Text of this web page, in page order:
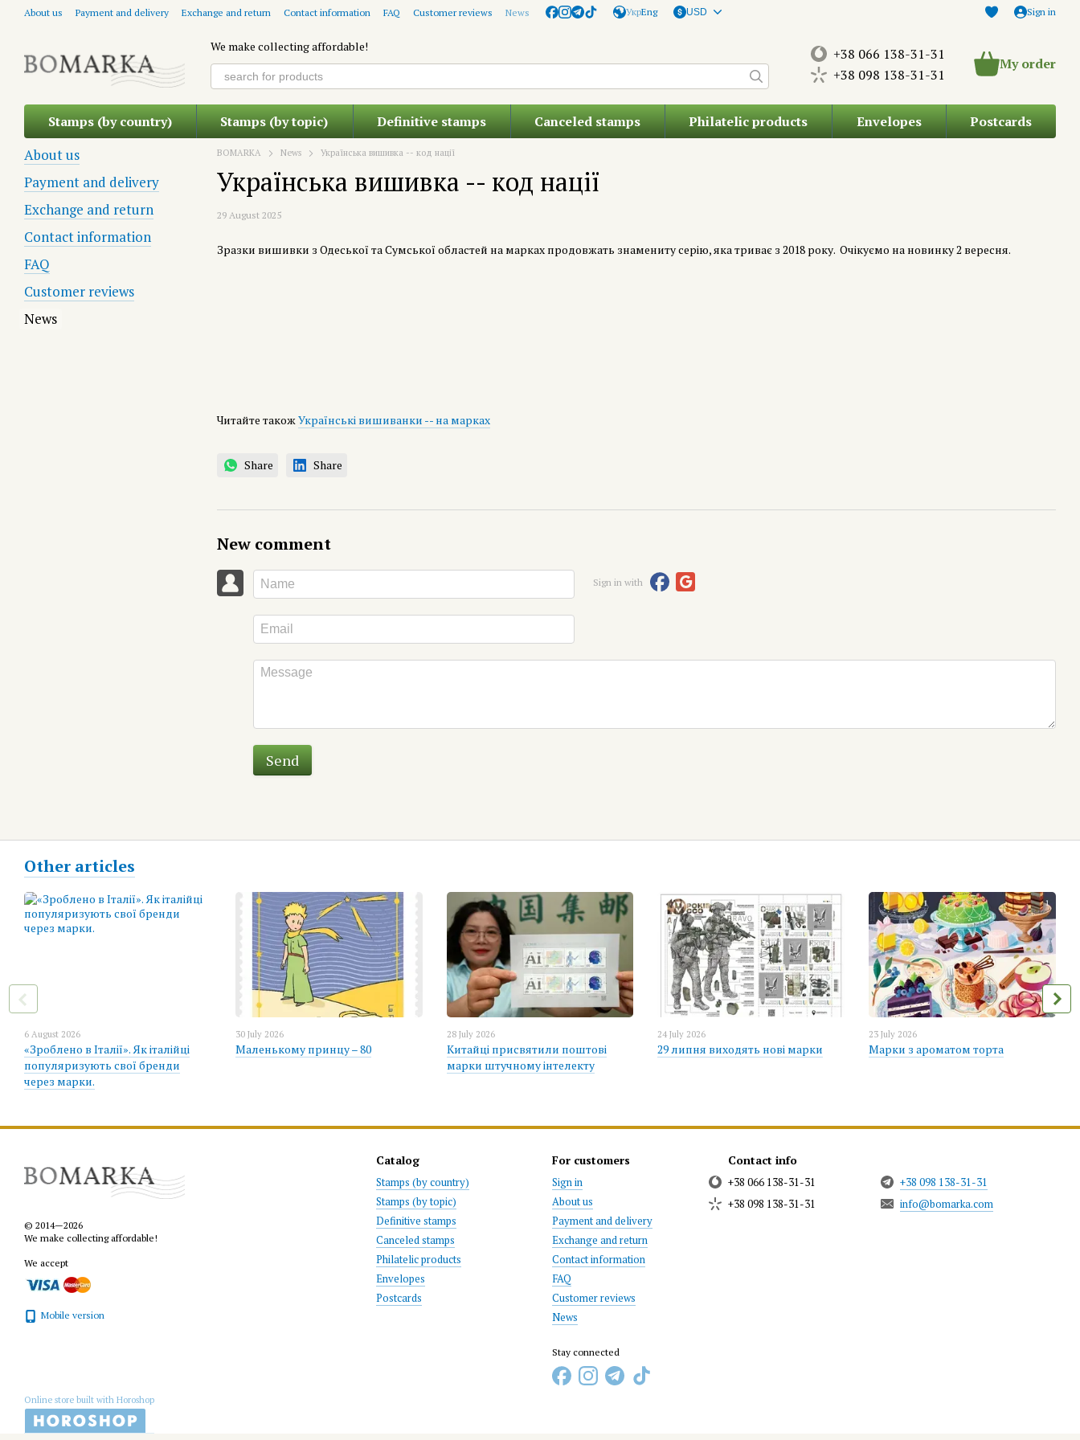
Skip to main content
About us Payment and delivery Exchange and return Contact information FAQ Customer reviews News УкрEng USD Sign in
We make collecting affordable!
+38 066 138-31-31
+38 098 138-31-31
My order
Stamps (by country) Stamps (by topic) Definitive stamps Canceled stamps Philatelic products Envelopes Postcards
BOMARKA News Українська вишивка -- код нації
Українська вишивка -- код нації
29 August 2025
Зразки вишивки з Одеської та Сумської областей на марках продовжать знамениту серію, яка триває з 2018 року. Очікуємо на новинку 2 вересня.
Читайте такожУкраїнські вишиванки -- на марках
Share Share
New comment
Sign in with
Send
About us
Payment and delivery
Exchange and return
Contact information
FAQ
Customer reviews
News
Other articles
6 August 2026
«Зроблено в Італії». Як італійці
популяризують свої бренди
через марки.
30 July 2026
Маленькому принцу – 80
28 July 2026
Китайці присвятили поштові
марки штучному інтелекту
24 July 2026
29 липня виходять нові марки
23 July 2026
Марки з ароматом торта
© 2014—2026
We make collecting affordable!
We accept
Mobile version
Online store built with Horoshop
Catalog
Stamps (by country)
Stamps (by topic)
Definitive stamps
Canceled stamps
Philatelic products
Envelopes
Postcards
For customers
Sign in
About us
Payment and delivery
Exchange and return
Contact information
FAQ
Customer reviews
News
Stay connected
Contact info
+38 066 138-31-31
+38 098 138-31-31
+38 098 138-31-31
info@bomarka.com